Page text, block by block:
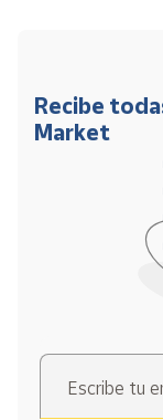
Recibe
Market
Escribe tu